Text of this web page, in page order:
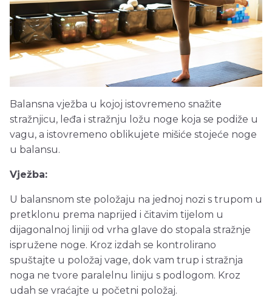
Balansna vježba u kojoj istovremeno snažite
stražnjicu, leđa i stražnju ložu noge koja se podiže u
vagu, a istovremeno oblikujete mišiće stojeće noge
u balansu.
Vježba:
U balansnom ste položaju na jednoj nozi s trupom u
pretklonu prema naprijed i čitavim tijelom u
dijagonalnoj liniji od vrha glave do stopala stražnje
ispružene noge. Kroz izdah se kontrolirano
spuštajte u položaj vage, dok vam trup i stražnja
noga ne tvore paralelnu liniju s podlogom. Kroz
udah se vraćajte u početni položaj.